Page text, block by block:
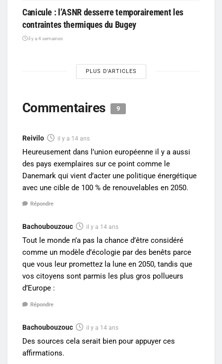
Canicule : l’ASNR desserre temporairement les
contraintes thermiques du Bugey
il y a 4 semaines
PLUS D'ARTICLES
Commentaires 9
Reivilo il y a 14 ans
Heureusement dans l’union européenne il y a aussi
des pays exemplaires sur ce point comme le
Danemark qui vient d’acter une politique énergétique
avec une cible de 100 % de renouvelables en 2050.
Répondre
Bachoubouzouc il y a 14 ans
Tout le monde n’a pas la chance d’être considéré
comme un modèle d’écologie par des benêts parce
que vous leur promettez la lune en 2050, tandis que
vos citoyens sont parmis les plus gros pollueurs
d’Europe :
Répondre
Bachoubouzouc il y a 14 ans
Des sources cela serait bien pour appuyer ces
affirmations.